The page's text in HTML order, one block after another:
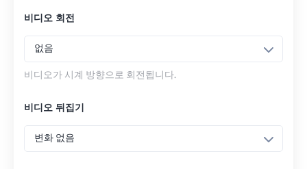
비디오 회전
없음
비디오가 시계 방향으로 회전됩니다.
비디오 뒤집기
변화 없음